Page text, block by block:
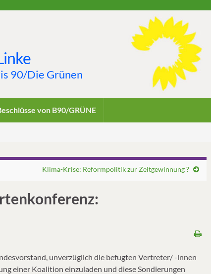
90/Die Grünen
von B90/GRÜNE
Klima-Krise: Reformpolitik zur Zeitgewinnung ?
unverzüglich die befugten Vertreter/ -innen
einer Koalition einzuladen und diese Sondierungen